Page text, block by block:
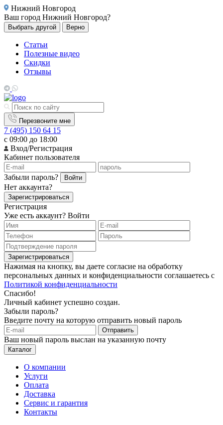
Нижний Новгород
Ваш город Нижний Новгород?
Выбрать другой Верно
Статьи
Полезные видео
Скидки
Отзывы
Перезвоните мне
7 (495) 150 64 15
с 09:00 до 18:00
Вход/Регистрация
Кабинет пользователя
Забыли пароль? Войти
Нет аккаунта?
Зарегистрироваться
Регистрация
Уже есть аккаунт? Войти
Зарегистрироваться
Нажимая на кнопку, вы даете согласие на обработку
персональных данных и конфиденциальности соглашаетесь с
Политикой конфиденциальности
Спасибо!
Личный кабинет успешно создан.
Забыли пароль?
Введите почту на которую отправить новый пароль
Отправить
Ваш новый пароль выслан на указанную почту
Каталог
О компании
Услуги
Оплата
Доставка
Сервис и гарантия
Контакты